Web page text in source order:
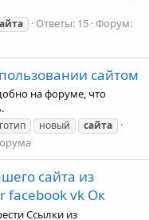
Ответы: 15 Форум:
сайтом
на форуме, что
новый сайта
сайта из
facebook vk Ок
Ссылки из